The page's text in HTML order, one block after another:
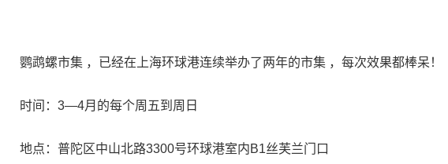
鹦鹉螺市集 ，已经在上海环球港连续举办了两年的市集 ，每次效果都棒呆！
时间：3—4月的每个周五到周日
地点：普陀区中山北路3300号环球港室内B1丝芙兰门口